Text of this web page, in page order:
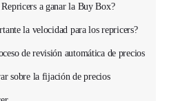
a ganar la Buy Box?
la velocidad para los repricers?
de revisión automática de precios
sobre la fijación de precios